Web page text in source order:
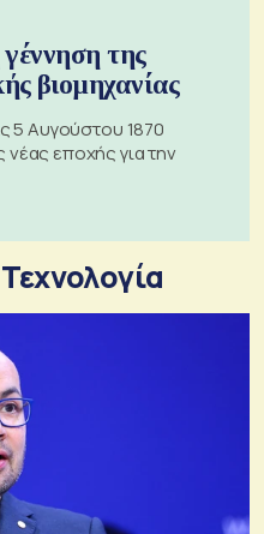
της
βιομηχανίας
5 Αυγούστου 1870
νέας εποχής για την